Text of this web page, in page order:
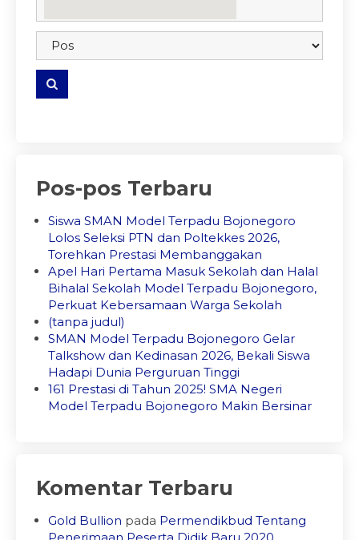
embedgooglemap.net
Pos-pos Terbaru
Siswa SMAN Model Terpadu Bojonegoro
Lolos Seleksi PTN dan Poltekkes 2026,
Torehkan Prestasi Membanggakan
Apel Hari Pertama Masuk Sekolah dan Halal
Bihalal Sekolah Model Terpadu Bojonegoro,
Perkuat Kebersamaan Warga Sekolah
(tanpa judul)
SMAN Model Terpadu Bojonegoro Gelar
Talkshow dan Kedinasan 2026, Bekali Siswa
Hadapi Dunia Perguruan Tinggi
161 Prestasi di Tahun 2025! SMA Negeri
Model Terpadu Bojonegoro Makin Bersinar
Komentar Terbaru
Gold Bullion pada Permendikbud Tentang
Penerimaan Peserta Didik Baru 2020